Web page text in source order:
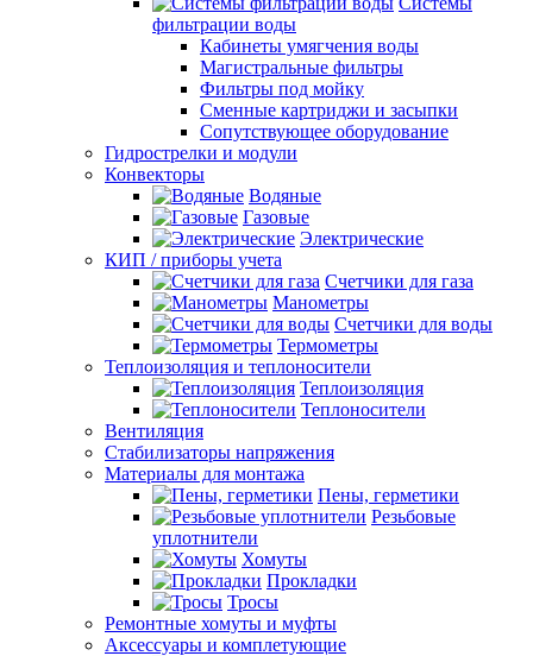
фильтрации воды
Кабинеты умягчения воды
Магистральные фильтры
Фильтры под мойку
Сменные картриджи и засыпки
Сопутствующее оборудование
Гидрострелки и модули
Конвекторы
Водяные
Газовые
Электрические
КИП / приборы учета
Счетчики для газа
Манометры
Счетчики для воды
Термометры
Теплоизоляция и теплоносители
Теплоизоляция
Теплоносители
Вентиляция
Стабилизаторы напряжения
Материалы для монтажа
Пены, герметики
Резьбовые
уплотнители
Хомуты
Прокладки
Тросы
Ремонтные хомуты и муфты
Аксессуары и комплетующие